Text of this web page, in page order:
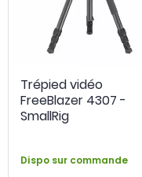
Trépied vidéo
FreeBlazer 4307 -
SmallRig
Dispo sur commande